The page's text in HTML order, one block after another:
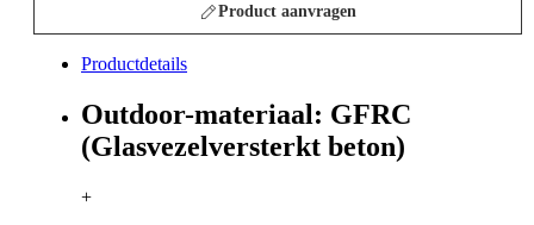
Product aanvragen
Productdetails
Outdoor-materiaal: GFRC
(Glasvezelversterkt beton)
+